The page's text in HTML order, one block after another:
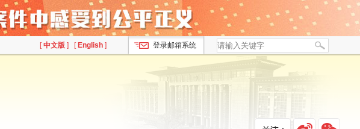
[中文版 ] [ English ] 登录邮箱系统